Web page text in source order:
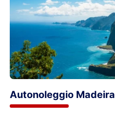
Autonoleggio Madeira